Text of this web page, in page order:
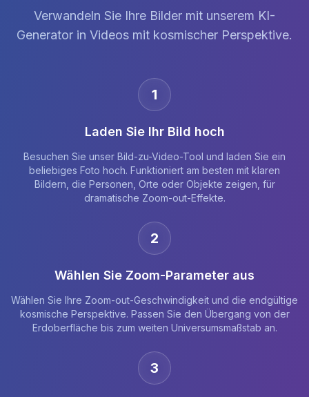
Verwandeln Sie Ihre Bilder mit unserem KI-
Generator in Videos mit kosmischer Perspektive.
1
Laden Sie Ihr Bild hoch
Besuchen Sie unser Bild-zu-Video-Tool und laden Sie ein
beliebiges Foto hoch. Funktioniert am besten mit klaren
Bildern, die Personen, Orte oder Objekte zeigen, für
dramatische Zoom-out-Effekte.
2
Wählen Sie Zoom-Parameter aus
Wählen Sie Ihre Zoom-out-Geschwindigkeit und die endgültige
kosmische Perspektive. Passen Sie den Übergang von der
Erdoberfläche bis zum weiten Universumsmaßstab an.
3